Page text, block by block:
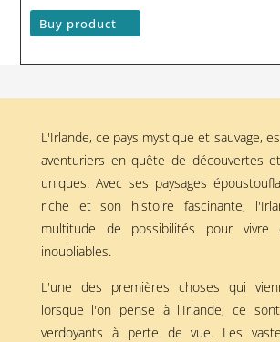
Buy product
L'Irlande, ce pays mystique et sauvage,
aventuriers en quête de découvertes
uniques. Avec ses paysages
riche et son histoire fascinante,
multitude de possibilités pour vivre
inoubliables.
L'une des premières choses qui
lorsque l'on pense à l'Irlande, ce
verdoyants à perte de vue. Les